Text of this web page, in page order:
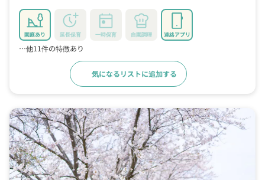
園庭あり 延長保育 一時保育 自園調理 連絡アプリ
…他11件の特徴あり
気になるリストに追加する